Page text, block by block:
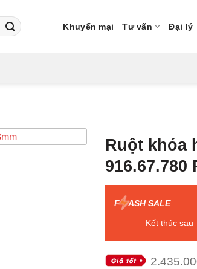
Khuyến mại Tư vấn Đại lý
Ruột khóa
916.67.780
F ASH SALE
Kết thúc sau